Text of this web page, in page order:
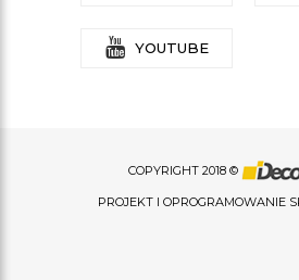
YOUTUBE
COPYRIGHT 2018 ©
PROJEKT I OPROGRAMOWANIE